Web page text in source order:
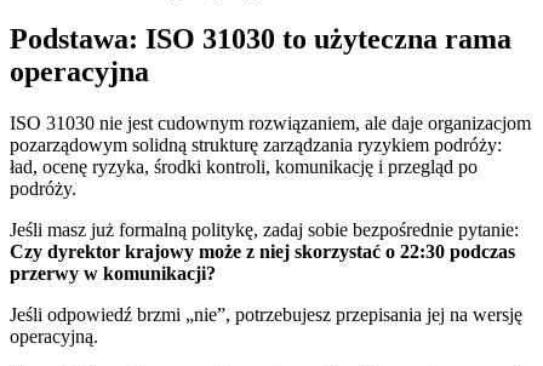
Podstawa: ISO 31030 to użyteczna rama
operacyjna
ISO 31030 nie jest cudownym rozwiązaniem, ale daje organizacjom
pozarządowym solidną strukturę zarządzania ryzykiem podróży:
ład, ocenę ryzyka, środki kontroli, komunikację i przegląd po
podróży.
Jeśli masz już formalną politykę, zadaj sobie bezpośrednie pytanie:
Czy dyrektor krajowy może z niej skorzystać o 22:30 podczas
przerwy w komunikacji?
Jeśli odpowiedź brzmi „nie”, potrzebujesz przepisania jej na wersję
operacyjną.